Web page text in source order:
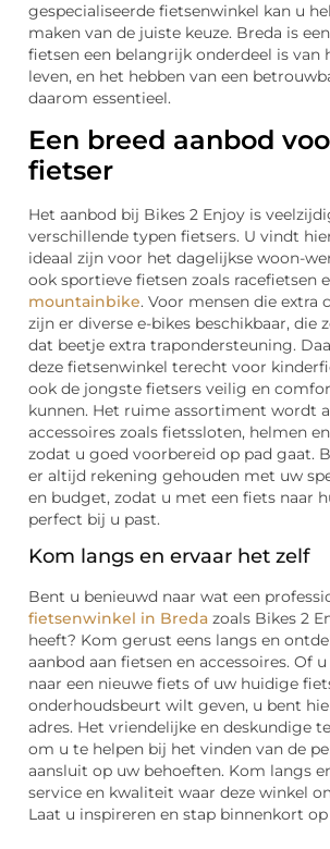
gespecialiseerde fietsenwinkel kan u
maken van de juiste keuze. Breda is
fietsen een belangrijk onderdeel is van
leven, en het hebben van een
daarom essentieel.
Een breed aanbod
fietser
Het aanbod bij Bikes 2 Enjoy is
verschillende typen fietsers. U vindt
ideaal zijn voor het dagelijkse woon-
ook sportieve fietsen zoals racefietsen
mountainbike. Voor mensen die extra
zijn er diverse e-bikes beschikbaar, die
dat beetje extra trapondersteuning.
deze fietsenwinkel terecht voor
ook de jongste fietsers veilig en
kunnen. Het ruime assortiment wordt
accessoires zoals fietssloten, helmen
zodat u goed voorbereid op pad gaat.
er altijd rekening gehouden met uw
en budget, zodat u met een fiets naar
perfect bij u past.
Kom langs en ervaar het zelf
Bent u benieuwd naar wat een
fietsenwinkel in Breda zoals Bikes 2
heeft? Kom gerust eens langs en
aanbod aan fietsen en accessoires. Of
naar een nieuwe fiets of uw huidige
onderhoudsbeurt wilt geven, u bent
adres. Het vriendelijke en deskundige
om u te helpen bij het vinden van de
aansluit op uw behoeften. Kom langs
service en kwaliteit waar deze winkel
Laat u inspireren en stap binnenkort